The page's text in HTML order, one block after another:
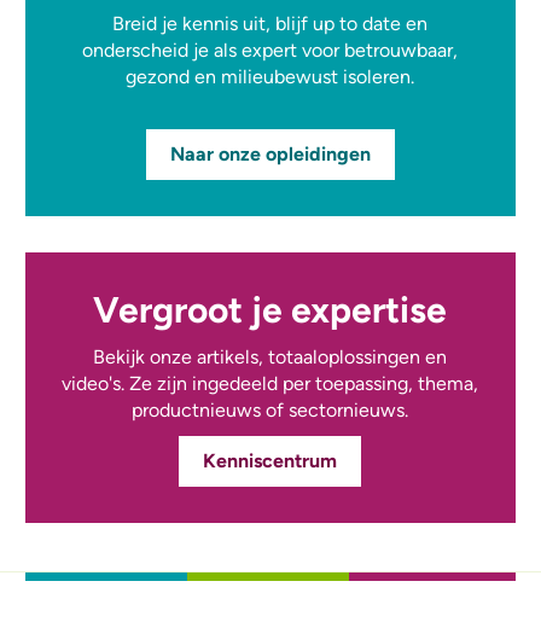
Breid je kennis uit, blijf up to date en
onderscheid je als expert voor betrouwbaar,
gezond en milieubewust isoleren.
Naar onze opleidingen
Vergroot je expertise
Bekijk onze artikels, totaaloplossingen en
video's. Ze zijn ingedeeld per toepassing, thema,
productnieuws of sectornieuws.
Kenniscentrum